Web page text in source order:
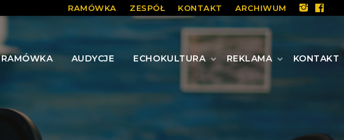
RAMÓWKA ZESPÓŁ KONTAKT ARCHIWUM
RAMÓWKA AUDYCJE ECHOKULTURA REKLAMA KONTAKT